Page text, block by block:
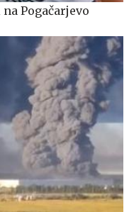
Pogačarjevo